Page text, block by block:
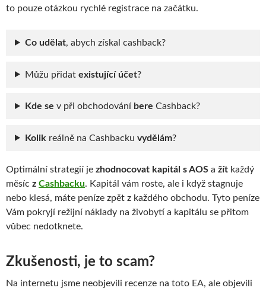
to pouze otázkou rychlé registrace na začátku.
Co udělat, abych získal cashback?
Můžu přidat existující účet?
Kde se v při obchodování bere Cashback?
Kolik reálně na Cashbacku vydělám?
Optimální strategií je zhodnocovat kapitál s AOS a žít každý
měsíc z Cashbacku. Kapitál vám roste, ale i když stagnuje
nebo klesá, máte peníze zpět z každého obchodu. Tyto peníze
Vám pokryjí režijní náklady na živobytí a kapitálu se přitom
vůbec nedotknete.
Zkušenosti, je to scam?
Na internetu jsme neobjevili recenze na toto EA, ale objevili